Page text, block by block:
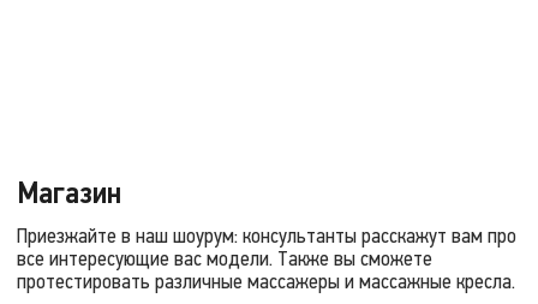
Магазин
Приезжайте в наш шоурум: консультанты расскажут вам про
все интересующие вас модели. Также вы сможете
протестировать различные массажеры и массажные кресла.